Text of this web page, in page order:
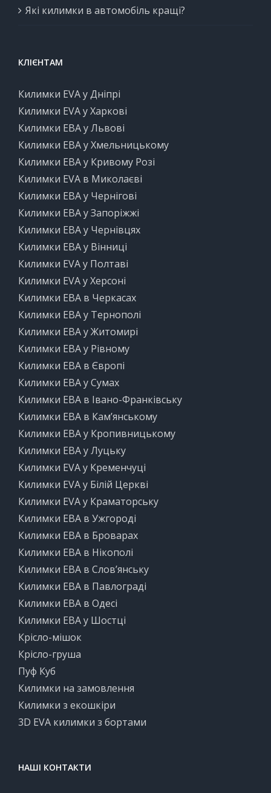
Які килимки в автомобіль кращі?
КЛІЄНТАМ
Килимки EVA у Дніпрі
Килимки EVA у Харкові
Килимки ЕВА у Львові
Килимки ЕВА у Хмельницькому
Килимки ЕВА у Кривому Розі
Килимки EVA в Миколаєві
Килимки ЕВА у Чернігові
Килимки ЕВА у Запоріжжі
Килимки ЕВА у Чернівцях
Килимки ЕВА у Вінниці
Килимки EVA у Полтаві
Килимки EVA у Херсоні
Килимки ЕВА в Черкасах
Килимки ЕВА у Тернополі
Килимки ЕВА у Житомирі
Килимки ЕВА у Рівному
Килимки ЕВА в Європі
Килимки ЕВА у Сумах
Килимки ЕВА в Івано-Франківську
Килимки ЕВА в Кам’янському
Килимки ЕВА у Кропивницькому
Килимки ЕВА у Луцьку
Килимки EVA у Кременчуці
Килимки EVA у Білій Церкві
Килимки EVA у Краматорську
Килимки ЕВА в Ужгороді
Килимки ЕВА в Броварах
Килимки ЕВА в Нікополі
Килимки ЕВА в Слов’янську
Килимки ЕВА в Павлограді
Килимки ЕВА в Одесі
Килимки ЕВА у Шостці
Крісло-мішок
Крісло-груша
Пуф Куб
Килимки на замовлення
Килимки з екошкіри
3D EVA килимки з бортами
НАШІ КОНТАКТИ